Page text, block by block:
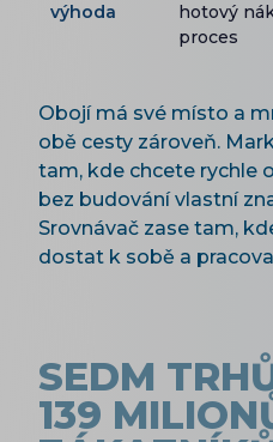
výhoda
hotový
proces
Obojí má své místo a
obě cesty zároveň.
tam, kde chcete rychle
bez budování vlastní
Srovnávač zase tam,
dostat k sobě a
SEDM
139